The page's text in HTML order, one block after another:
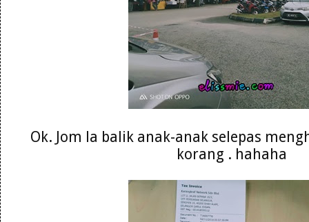
Ok. Jom la balik anak-anak selepas
korang . hahaha